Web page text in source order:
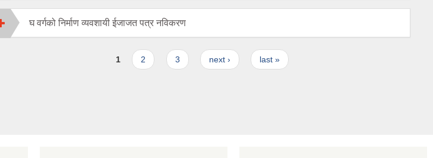
घ वर्गको निर्माण व्यवशायी ईजाजत पत्र नविकरण
1 2 3 next › last »